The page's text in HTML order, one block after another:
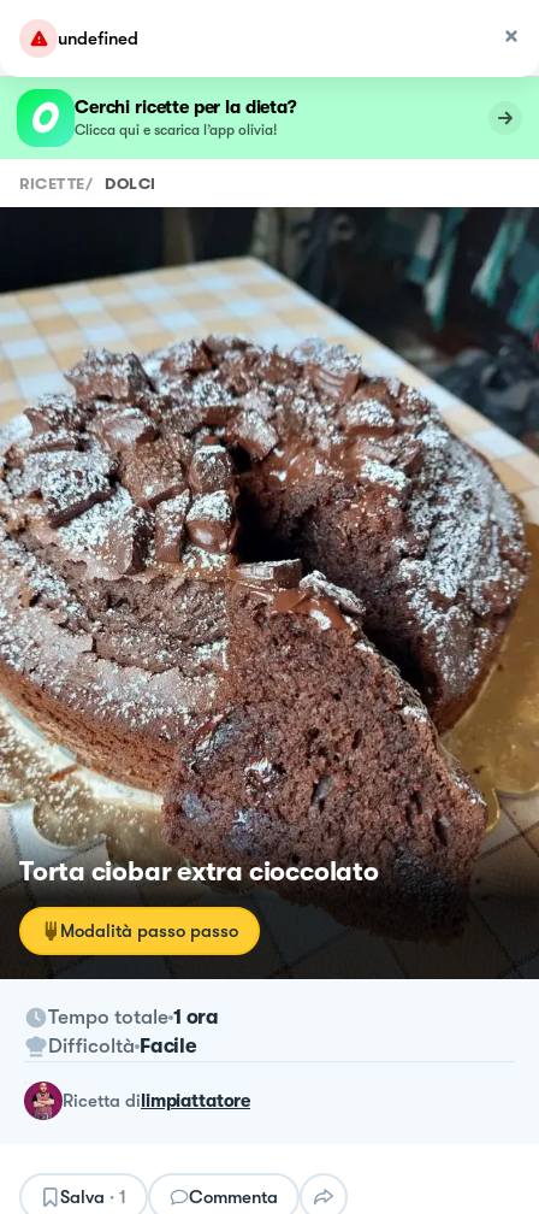
undefined
Cerchi ricette per la dieta?
Clicca qui e scarica l’app olivia!
RICETTE/ DOLCI
Torta ciobar extra cioccolato
Modalità passo passo
Tempo totale 1 ora
Difficoltà Facile
ricetta dilimpiattatore
Salva · 1 Commenta